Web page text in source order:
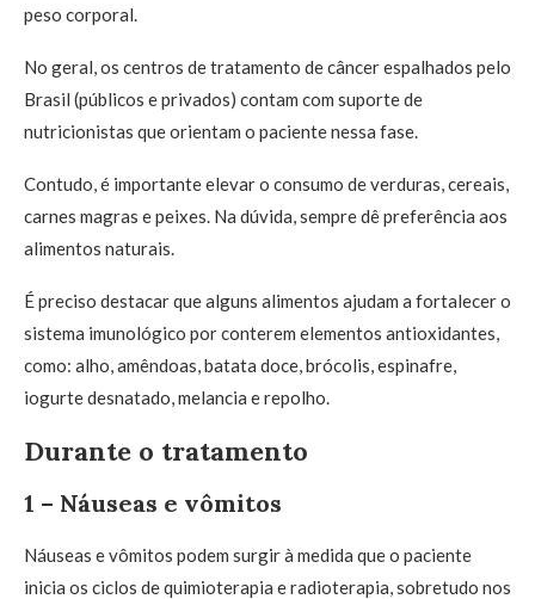
peso corporal.
No geral, os centros de tratamento de câncer espalhados pelo
Brasil (públicos e privados) contam com suporte de
nutricionistas que orientam o paciente nessa fase.
Contudo, é importante elevar o consumo de verduras, cereais,
carnes magras e peixes. Na dúvida, sempre dê preferência aos
alimentos naturais.
É preciso destacar que alguns alimentos ajudam a fortalecer o
sistema imunológico por conterem elementos antioxidantes,
como: alho, amêndoas, batata doce, brócolis, espinafre,
iogurte desnatado, melancia e repolho.
Durante o tratamento
1 – Náuseas e vômitos
Náuseas e vômitos podem surgir à medida que o paciente
inicia os ciclos de quimioterapia e radioterapia, sobretudo nos